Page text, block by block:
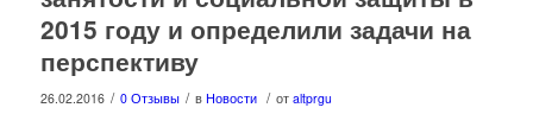
2015 году и определили задачи на
перспективу
26.02.2016 / 0 Отзывы / в Новости / от altprgu